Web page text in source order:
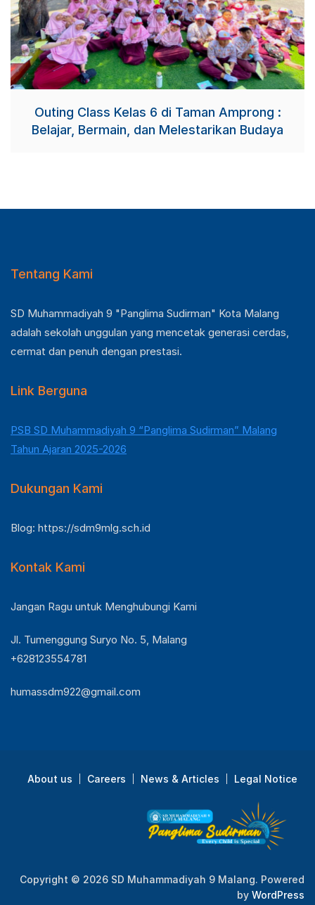
Outing Class Kelas 6 di Taman Amprong :
Belajar, Bermain, dan Melestarikan Budaya
Tentang Kami
SD Muhammadiyah 9 "Panglima Sudirman" Kota Malang
adalah sekolah unggulan yang mencetak generasi cerdas,
cermat dan penuh dengan prestasi.
Link Berguna
PSB SD Muhammadiyah 9 “Panglima Sudirman” Malang
Tahun Ajaran 2025-2026
Dukungan Kami
Blog: https://sdm9mlg.sch.id
Kontak Kami
Jangan Ragu untuk Menghubungi Kami
Jl. Tumenggung Suryo No. 5, Malang
+628123554781
humassdm922@gmail.com
About us Careers News & Articles Legal Notice
Copyright © 2026 SD Muhammadiyah 9 Malang. Powered
by WordPress